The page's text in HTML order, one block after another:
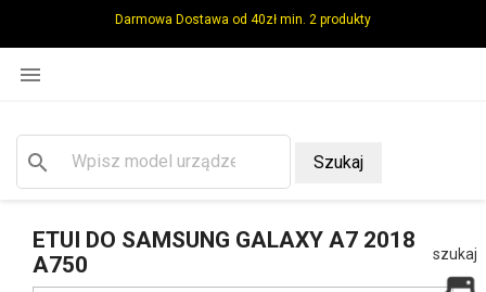
Darmowa Dostawa od 40zł min. 2 produkty

search Szukaj
ETUI DO SAMSUNG GALAXY A7 2018
A750
szukaj